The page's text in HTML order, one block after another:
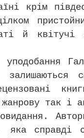
крім
й квітучі
так і
яка справді